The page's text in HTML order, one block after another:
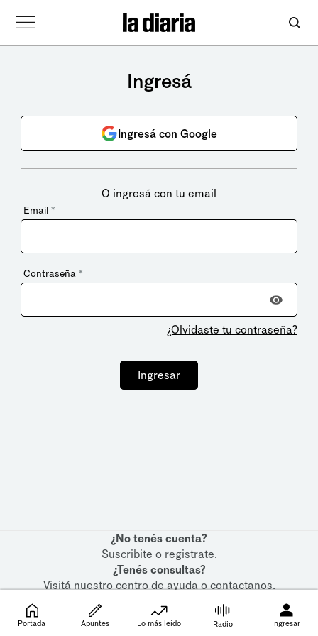
Ingresá
Ingresá con Google
O ingresá con tu email
Email *
Contraseña *
¿Olvidaste tu contraseña?
Ingresar
¿No tenés cuenta?
Suscribite o registrate.
¿Tenés consultas?
Visitá nuestrocentro de ayudaocontactanos.
Portada Apuntes Lo más leído Radio Ingresar